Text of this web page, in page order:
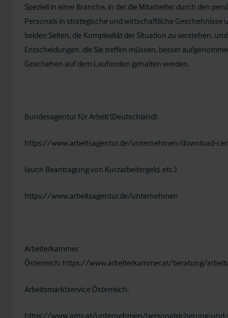
Speziell in einer Branche, in der die Mitarbeiter durch den
Personals in strategische und wirtschaftliche
beiden Seiten, die Komplexität der Situation zu verstehen,
Entscheidungen, die Sie treffen müssen, besser
Geschehen auf dem Laufenden gehalten werden.
Bundesagentur für Arbeit (Deutschland):
https://www.arbeitsagentur.de/unternehmen/download-
(auch Beantragung von Kurzarbeitergeld, etc.)
https://www.arbeitsagentur.de/unternehmen
Arbeiterkammer
Österreich: https://www.arbeiterkammer.at/beratung/
Arbeitsmarktservice Österreich:
https://www.ams.at/unternehmen/personalsicherung-